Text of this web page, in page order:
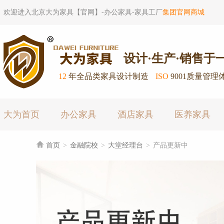
欢迎进入北京大为家具【官网】-办公家具-家具工厂集团官网商城
设计·生产·销售于
12 年全品类家具设计制造 ISO 9001质量管理
大为首页 办公家具 酒店家具 医养家具
 首页 > 金融院校 > 大堂经理台 > 产品更新中